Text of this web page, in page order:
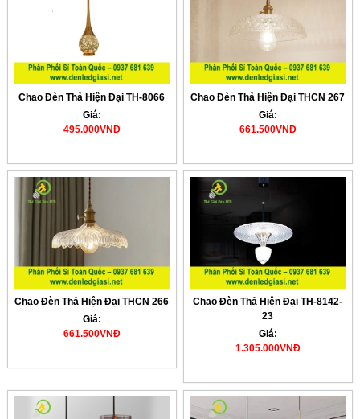
Chao Đèn Thả Hiện Đại TH-8066
Giá:
495.000VNĐ
Chao Đèn Thả Hiện Đại THCN 267
Giá:
661.500VNĐ
Chao Đèn Thả Hiện Đại THCN 266
Giá:
661.500VNĐ
Chao Đèn Thả Hiện Đại TH-8142-
23
Giá:
1.305.000VNĐ